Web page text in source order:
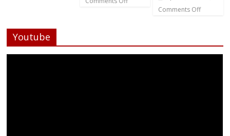
Comments Off
Youtube